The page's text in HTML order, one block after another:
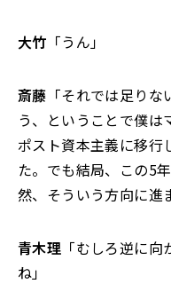
大竹 「うん」
斎藤 「それでは足り
う、ということで僕は
ポスト資本主義に移行
た。でも結局、この5
然、そういう方向に進
青木理 「むしろ逆に
ね」